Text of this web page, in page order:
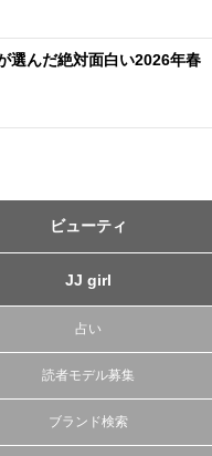
選んだ絶対面白い2026年春
ビューティ
JJ girl
占い
読者モデル募集
ブランド検索